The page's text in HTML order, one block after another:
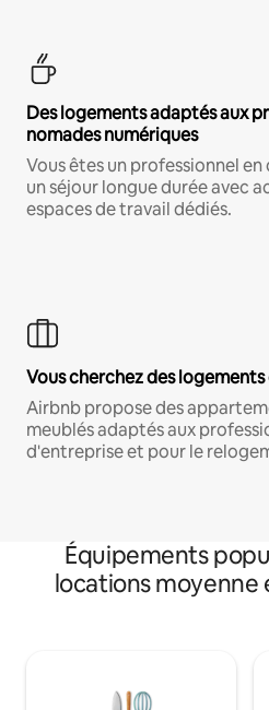
Des logements adaptés aux
nomades numériques
Vous êtes un professionnel
un séjour longue durée avec
espaces de travail dédiés.
Vous cherchez des
Airbnb propose des
meublés adaptés aux
d'entreprise et pour le
Équipements
locations moyenne